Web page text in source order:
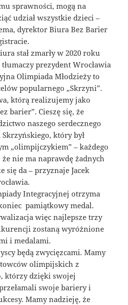
sprawności, mogą na
udział wszystkie dzieci –
dyrektor Biura Bez Barier
stał zmarły w 2020 roku
prezydent Wrocławia
Olimpiada Młodzieży to
popularnego „Skrzyni”.
którą realizujemy jako
barier”. Cieszę się, że
naszego serdecznego
który był
„olimpijczykiem” – każdego
nie ma naprawdę żadnych
się da – przyznaje Jacek
Integracyjnej otrzyma
pamiątkowy medal.
więc najlepsze trzy
zostaną wyróżnione
i medalami.
będą zwycięzcami. Mamy
olimpijskich z
którzy dzięki swojej
swoje bariery i
Mamy nadzieję, że